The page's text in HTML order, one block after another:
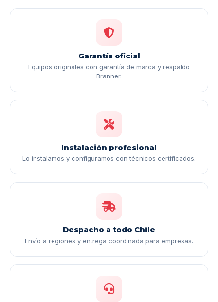
Garantía oficial
Equipos originales con garantía de marca y respaldo
Branner.
Instalación profesional
Lo instalamos y configuramos con técnicos certificados.
Despacho a todo Chile
Envío a regiones y entrega coordinada para empresas.